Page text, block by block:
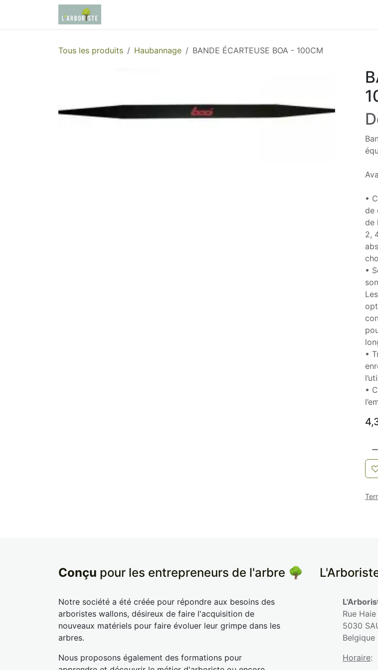
Se rendre au contenu
Tous les produits Haubannage BANDE ÉCARTEUSE BOA - 100CM
•
de
de
2,
•
•
•
Conçu pour les entrepreneurs de l'arbre 🌳
Notre société a été créée pour répondre aux besoins des
arboristes wallons, désireux de faire l'acquisition de
nouveaux matériels pour faire évoluer leur grimpe dans les
arbres.
Nous proposons également des formations pour
Rue
5030
Belgique
Horaire: